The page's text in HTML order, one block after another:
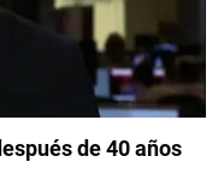
de 40 años